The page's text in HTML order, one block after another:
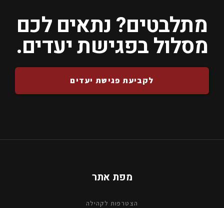
מתלבטים? נתאים לכם
מסלול בפגישת יעדים.
לקביעת פגישת יעדים
מפת אתר
הצטרפות לקהילה